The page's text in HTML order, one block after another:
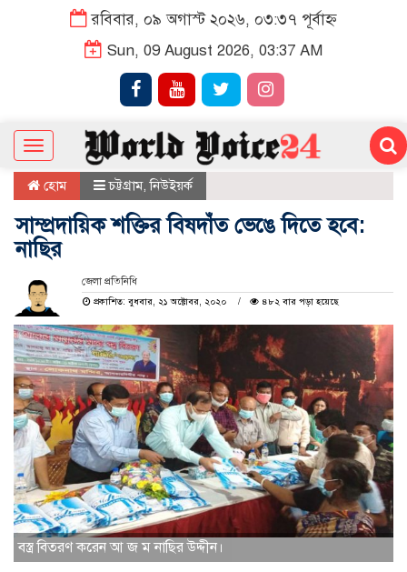
রবিবার, ০৯ অগাস্ট ২০২৬, ০৩:৩৭ পূর্বাহ্ন
Sun, 09 August 2026, 03:37 AM
Toggle
navigation
হোম চট্টগ্রাম,নিউইয়র্ক
সাম্প্রদায়িক শক্তির বিষদাঁত ভেঙে দিতে হবে:
নাছির
জেলা প্রতিনিধি
প্রকাশিত: বুধবার, ২১ অক্টোবর, ২০২০
৪৮২ বার পড়া হয়েছে
বস্ত্র বিতরণ করেন আ জ ম নাছির উদ্দীন।